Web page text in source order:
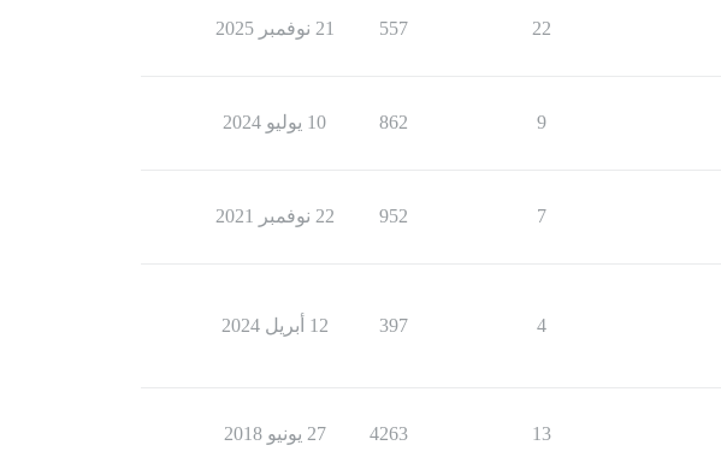
22
557 21 نوفمبر 2025
9
862 10 يوليو 2024
7
952 22 نوفمبر 2021
4
397 12 أبريل 2024
13
4263 27 يونيو 2018